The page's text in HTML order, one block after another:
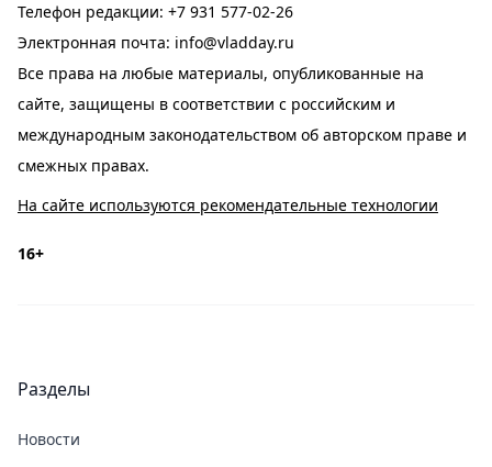
Телефон редакции: +7 931 577-02-26
Электронная почта: info@vladday.ru
Все права на любые материалы, опубликованные на
сайте, защищены в соответствии с российским и
международным законодательством об авторском праве и
смежных правах.
На сайте используются рекомендательные технологии
16+
Разделы
Новости